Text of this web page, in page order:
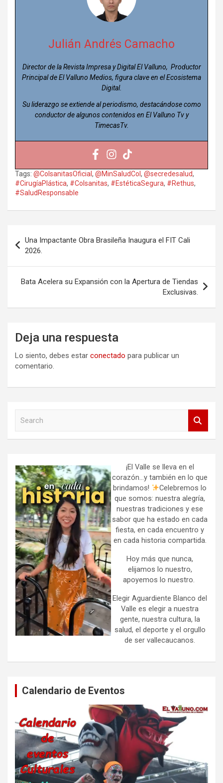
Julián Andrés Camacho
Director de la Revista Impresa y Digital El Valluno, Productor
Principal de El Valluno Medios, figura clave en el Ecosistema
Digital.
Su liderazgo se extiende al periodismo, destacándose como
conductor de algunos contenidos en El Valluno Tv y
TimecasTv.
Tags: @ColsanitasOficial , @MinSaludCol , @secredesalud,
#CirugíaPlástica, #Colsanitas, #EstéticaSegura, #Rethus,
#SaludResponsable
de
entradas
Una Impactante Obra Brasileña Inaugura el FIT Cali
2026.
Bata Acelera su Expansión con la Apertura de Tiendas
Exclusivas.
Deja una respuesta
Lo siento, debes estar conectado para publicar un
comentario.
h
¡El Valle se lleva en el
corazón…y también en lo que
brindamos!
Celebremos lo
que somos: nuestra alegría,
nuestras tradiciones y ese
sabor que ha estado en cada
fiesta, en cada encuentro y
en cada historia compartida.
Hoy más que nunca,
elijamos lo nuestro,
apoyemos lo nuestro.
Elegir Aguardiente Blanco del
Valle es elegir a nuestra
gente, nuestra cultura, la
salud, el deporte y el orgullo
de ser vallecaucanos.
Calendario de Eventos